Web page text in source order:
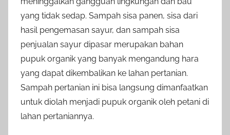
yang tidak sedap. Sampah sisa panen, sisa dari
hasil pengemasan sayur, dan sampah sisa
penjualan sayur dipasar merupakan bahan
pupuk organik yang banyak mengandung hara
yang dapat dikembalikan ke lahan pertanian.
Sampah pertanian ini bisa langsung dimanfaatkan
untuk diolah menjadi pupuk organik oleh petani di
lahan pertaniannya.